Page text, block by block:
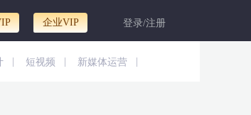
企业VIP 登录/注册
短视频 新媒体运营